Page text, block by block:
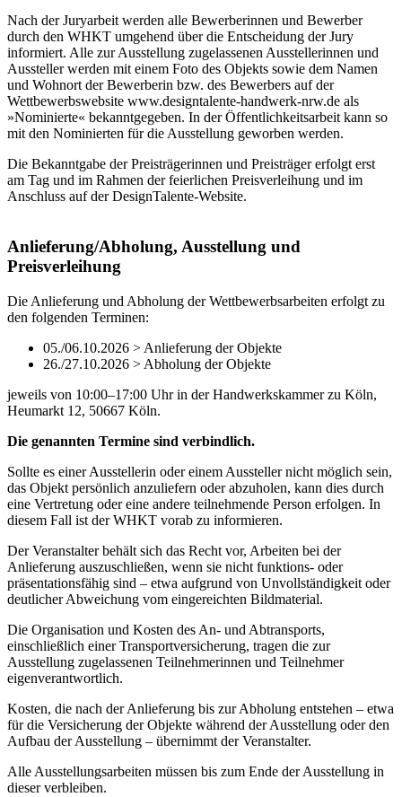
Nach der Juryarbeit werden alle Bewerberinnen und Bewerber
durch den WHKT umgehend über die Entscheidung der Jury
informiert. Alle zur Ausstellung zugelassenen Ausstellerinnen und
Aussteller werden mit einem Foto des Objekts sowie dem Namen
und Wohnort der Bewerberin bzw. des Bewerbers auf der
Wettbewerbswebsite www.designtalente-handwerk-nrw.de als
»Nominierte« bekanntgegeben. In der Öffentlichkeitsarbeit kann so
mit den Nominierten für die Ausstellung geworben werden.
Die Bekanntgabe der Preisträgerinnen und Preisträger erfolgt erst
am Tag und im Rahmen der feierlichen Preisverleihung und im
Anschluss auf der DesignTalente-Website.
Anlieferung/Abholung, Ausstellung und
Preisverleihung
Die Anlieferung und Abholung der Wettbewerbsarbeiten erfolgt zu
den folgenden Terminen:
05./06.10.2026 > Anlieferung der Objekte
26./27.10.2026 > Abholung der Objekte
jeweils von 10:00–17:00 Uhr in der Handwerkskammer zu Köln,
Heumarkt 12, 50667 Köln.
Die genannten Termine sind verbindlich.
Sollte es einer Ausstellerin oder einem Aussteller nicht möglich sein,
das Objekt persönlich anzuliefern oder abzuholen, kann dies durch
eine Vertretung oder eine andere teilnehmende Person erfolgen. In
diesem Fall ist der WHKT vorab zu informieren.
Der Veranstalter behält sich das Recht vor, Arbeiten bei der
Anlieferung auszuschließen, wenn sie nicht funktions- oder
präsentationsfähig sind – etwa aufgrund von Unvollständigkeit oder
deutlicher Abweichung vom eingereichten Bildmaterial.
Die Organisation und Kosten des An- und Abtransports,
einschließlich einer Transportversicherung, tragen die zur
Ausstellung zugelassenen Teilnehmerinnen und Teilnehmer
eigenverantwortlich.
Kosten, die nach der Anlieferung bis zur Abholung entstehen – etwa
für die Versicherung der Objekte während der Ausstellung oder den
Aufbau der Ausstellung – übernimmt der Veranstalter.
Alle Ausstellungsarbeiten müssen bis zum Ende der Ausstellung in
dieser verbleiben.